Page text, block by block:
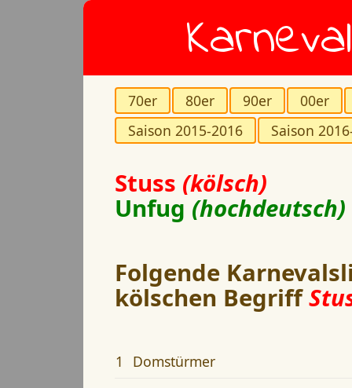
70er 80er 90er
00er
Saison 2015-2016
Saison
Stuss (kölsch)
Unfug (hochdeutsch)
Folgende
kölschen Begriff
1 Domstürmer